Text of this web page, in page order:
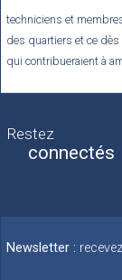
techniciens et
des quartiers et ce dès
qui contribueraient à
Restez
connectés
Newsletter :